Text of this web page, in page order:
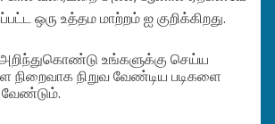
ஒரு உத்தம மாற்றம் ஐ குறிக்கிறது.
உங்களுக்கு செய்ய
நிறைவாக நிறுவ வேண்டிய படிகளை
வேண்டும்.